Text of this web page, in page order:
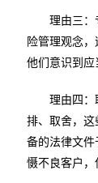
理由三：
险管理观念
他们意识到应
理由四：
排、取舍，
备的法律文
慑不良客户，